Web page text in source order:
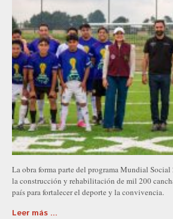
La obra forma parte del programa Mundial
la construcción y rehabilitación de mil 200
país para fortalecer el deporte y la convivencia.
Leer más ...